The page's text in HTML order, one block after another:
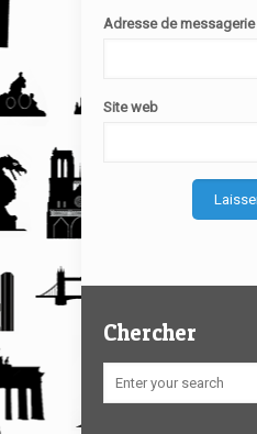
Adresse de messagerie
Site web
Chercher